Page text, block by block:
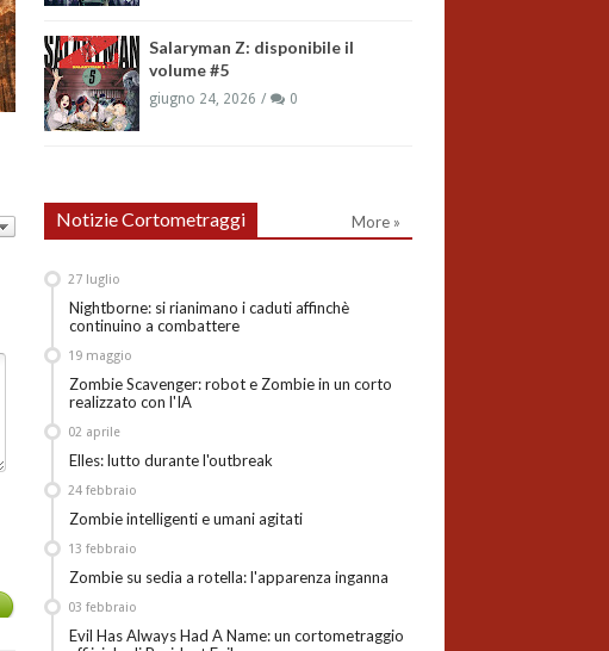
Salaryman Z: disponibile il
volume #5
giugno 24, 2026 0
Notizie Cortometraggi More »
Nightborne: si rianimano i caduti affinchè
continuino a combattere
27 luglio
Zombie Scavenger: robot e Zombie in un corto
realizzato con l'IA
19 maggio
Elles: lutto durante l'outbreak
02 aprile
Zombie intelligenti e umani agitati
24 febbraio
Zombie su sedia a rotella: l'apparenza inganna
13 febbraio
Evil Has Always Had A Name: un cortometraggio
03 febbraio